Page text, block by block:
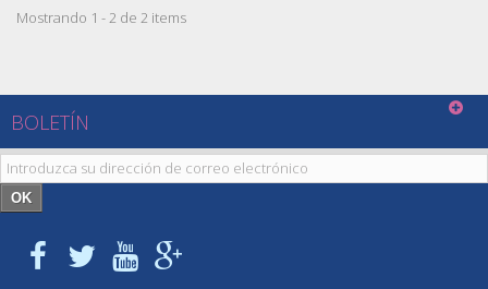
Mostrando 1 - 2 de 2 items
BOLETÍN
OK